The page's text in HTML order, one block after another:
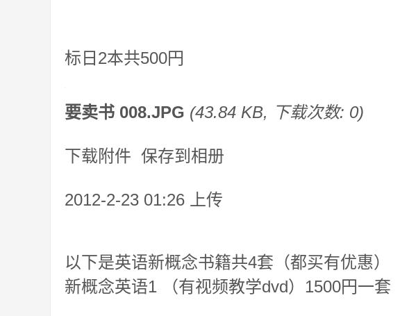
标日2本共500円
要卖书 008.JPG (43.84 KB, 下载次数: 0)
下载附件 保存到相册
2012-2-23 01:26 上传
以下是英语新概念书籍共4套（都买有优惠）
新概念英语1 （有视频教学dvd）1500円一套